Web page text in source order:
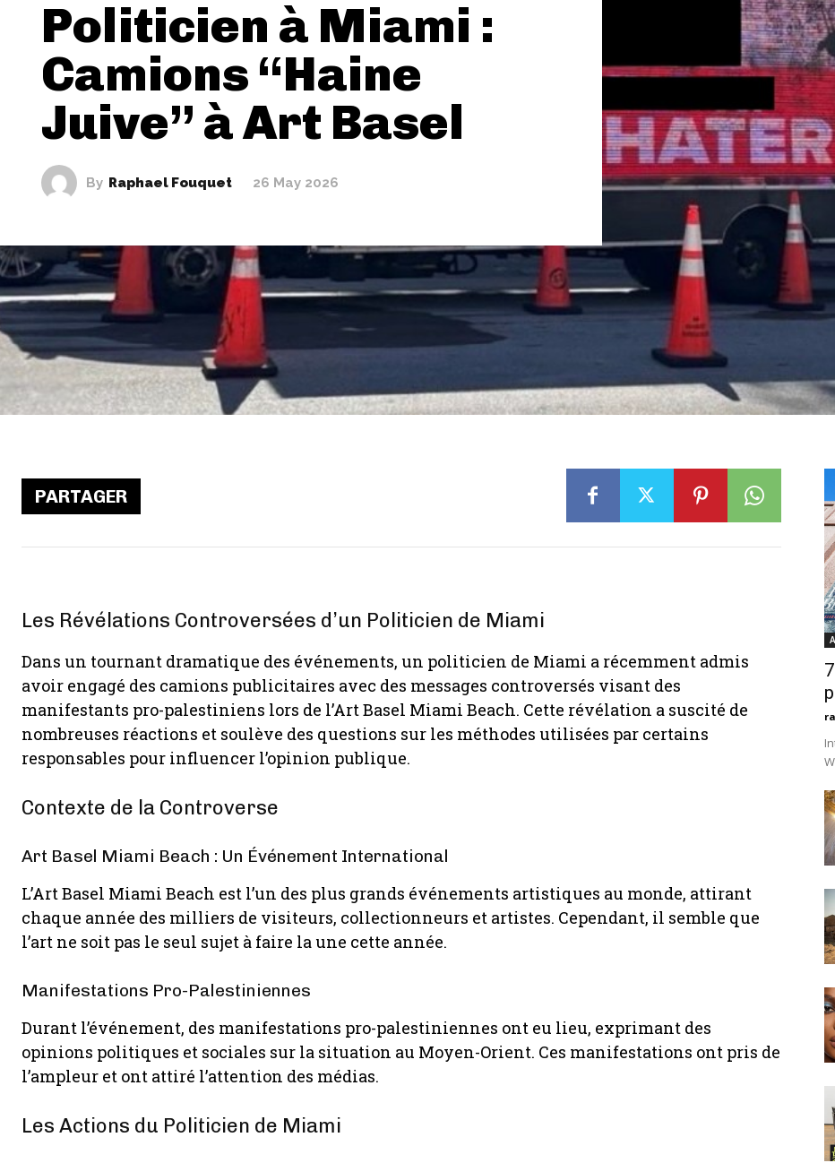
Politicien à Miami :
Camions “Haine
Juive” à Art Basel
By Raphael Fouquet 26 May 2026
PARTAGER
Les Révélations Controversées d’un Politicien de Miami
Dans un tournant dramatique des événements, un politicien de Miami a récemment admis
avoir engagé des camions publicitaires avec des messages controversés visant des
manifestants pro-palestiniens lors de l’Art Basel Miami Beach. Cette révélation a suscité de
nombreuses réactions et soulève des questions sur les méthodes utilisées par certains
responsables pour influencer l’opinion publique.
Contexte de la Controverse
Art Basel Miami Beach : Un Événement International
L’Art Basel Miami Beach est l’un des plus grands événements artistiques au monde, attirant
chaque année des milliers de visiteurs, collectionneurs et artistes. Cependant, il semble que
l’art ne soit pas le seul sujet à faire la une cette année.
Manifestations Pro-Palestiniennes
Durant l’événement, des manifestations pro-palestiniennes ont eu lieu, exprimant des
opinions politiques et sociales sur la situation au Moyen-Orient. Ces manifestations ont pris de
l’ampleur et ont attiré l’attention des médias.
Les Actions du Politicien de Miami